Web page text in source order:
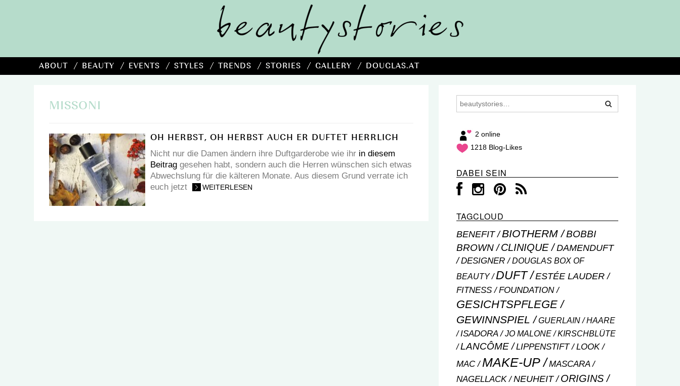
ABOUT BEAUTY EVENTS STYLES TRENDS STORIES GALLERY DOUGLAS.AT
MISSONI
OH HERBST, OH HERBST AUCH ER DUFTET HERRLICH
Nicht nur die Damen ändern ihre Duftgarderobe wie ihr in diesem
Beitrag gesehen habt, sondern auch die Herren wünschen sich etwas
Abwechslung für die kälteren Monate. Aus diesem Grund verrate ich
euch jetzt
WEITERLESEN
2 online
1218 Blog-Likes
DABEI SEIN
TAGCLOUD
BENEFIT BIOTHERM
BOBBI
BROWN
CLINIQUE DAMENDUFT
DESIGNER
DOUGLAS BOX OF
BEAUTY
DUFT
ESTÉE LAUDER
FITNESS
FOUNDATION
GESICHTSPFLEGE
GEWINNSPIEL GUERLAIN HAARE
ISADORA JO MALONE KIRSCHBLÜTE
LANCÔME LIPPENSTIFT
LOOK
MAC
MAKE-UP MASCARA
NAGELLACK NEUHEIT ORIGINS